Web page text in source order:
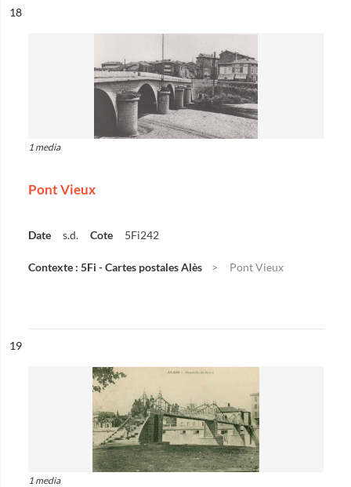
n°
18
1 media
Pont Vieux
Date s.d. Cote 5Fi242
Contexte : 5Fi - Cartes postales Alès Pont Vieux
n°
19
1 media